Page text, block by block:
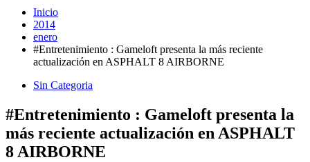
Inicio
2014
enero
#Entretenimiento : Gameloft presenta la más reciente
actualización en ASPHALT 8 AIRBORNE
Sin Categoria
#Entretenimiento : Gameloft presenta la
más reciente actualización en ASPHALT
8 AIRBORNE